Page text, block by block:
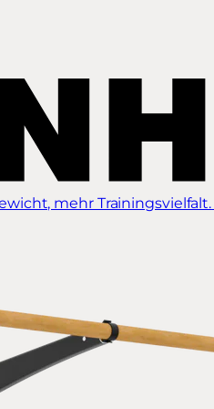
mehr Trainingsvielfalt.